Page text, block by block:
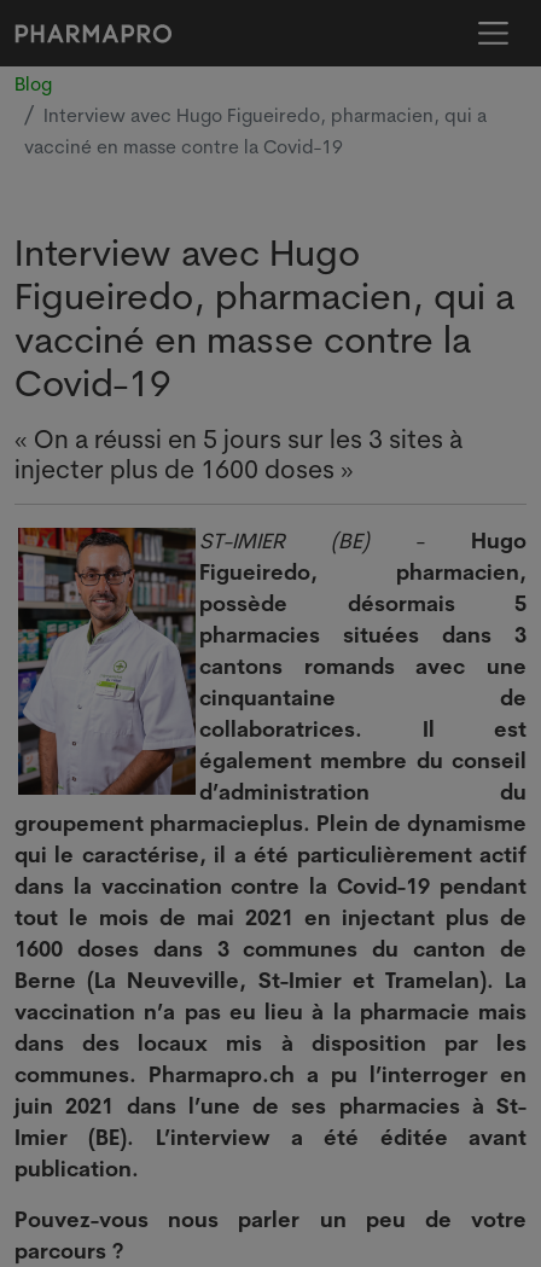
Blog
Interview avec Hugo Figueiredo, pharmacien, qui a
vacciné en masse contre la Covid-19
Interview avec Hugo
Figueiredo, pharmacien, qui a
vacciné en masse contre la
Covid-19
« On a réussi en 5 jours sur les 3 sites à
injecter plus de 1600 doses »
ST-IMIER (BE)- Hugo
Figueiredo, pharmacien,
possède désormais 5
pharmacies situées dans 3
cantons romands avec une
cinquantaine de
collaboratrices. Il est
également membre du conseil
d’administration du
groupement pharmacieplus. Plein de dynamisme
qui le caractérise, il a été particulièrement actif
dans la vaccination contre la Covid-19 pendant
tout le mois de mai 2021 en injectant plus de
1600 doses dans 3 communes du canton de
Berne (La Neuveville, St-Imier et Tramelan). La
vaccination n’a pas eu lieu à la pharmacie mais
dans des locaux mis à disposition par les
communes. Pharmapro.ch a pu l’interroger en
juin 2021 dans l’une de ses pharmacies à St-
Imier (BE). L’interview a été éditée avant
publication.
Pouvez-vous nous parler un peu de votre
parcours ?